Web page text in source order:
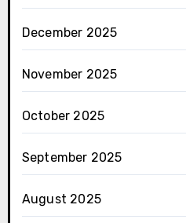
December 2025
November 2025
October 2025
September 2025
August 2025